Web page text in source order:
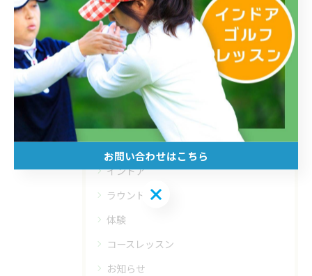
カテゴリー Categories
全てのカテゴリー
フィットイン三鷹店
フィットイン高島平店
フィットイン四谷店
初心者
インドア
ラウンド
体験
コースレッスン
お知らせ
お問い合わせはこちら
お問い合わせはこちら